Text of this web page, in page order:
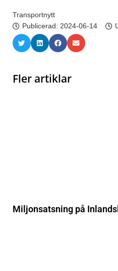
Transportnytt
Publicerad: 2024-06-14
Fler artiklar
Miljonsatsning på